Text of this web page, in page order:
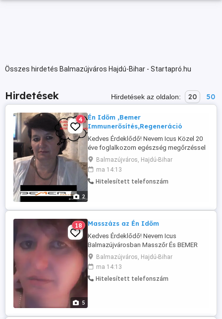
Összes hirdetés Balmazújváros Hajdú-Bihar - Startapró.hu
Hirdetések Hirdetések az oldalon: 20 50
2
4
Én Időm ,Bemer
Immunerősítés,Regeneráció
Kedves Érdeklődő! Nevem Icus Közel 20
éve foglalkozom egészség megőrzéssel
,mint ápolónő és masszőr valamint Bemer
Partner amit saját tapasztalataim alapján
használok és ajánlom minden kedves
Vendégemnek akinek fontos az
öngyógyító ...
Balmazújváros, Hajdú-Bihar
ma 14:13
Hitelesített telefonszám
5
18 Masszázs az Én Időm
Kedves Érdeklődő! Nevem Icus
Balmazújvárosban Masszőr És BEMER
Partner ként Dolgozom Férfiakat
,hölgyeket, Párokat ,egyaránt
fogadok,Több mint 10 éves tapasztalattal
mögöttem.Az Én Időm Egészség
Balmazújváros, Hajdú-Bihar
ma 14:13
Hitelesített telefonszám